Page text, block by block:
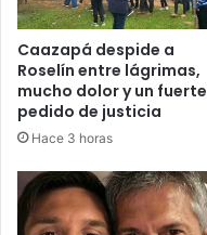
Caazapá despide a
Roselín entre lágrimas,
mucho dolor y un fuerte
pedido de justicia
Hace 3 horas